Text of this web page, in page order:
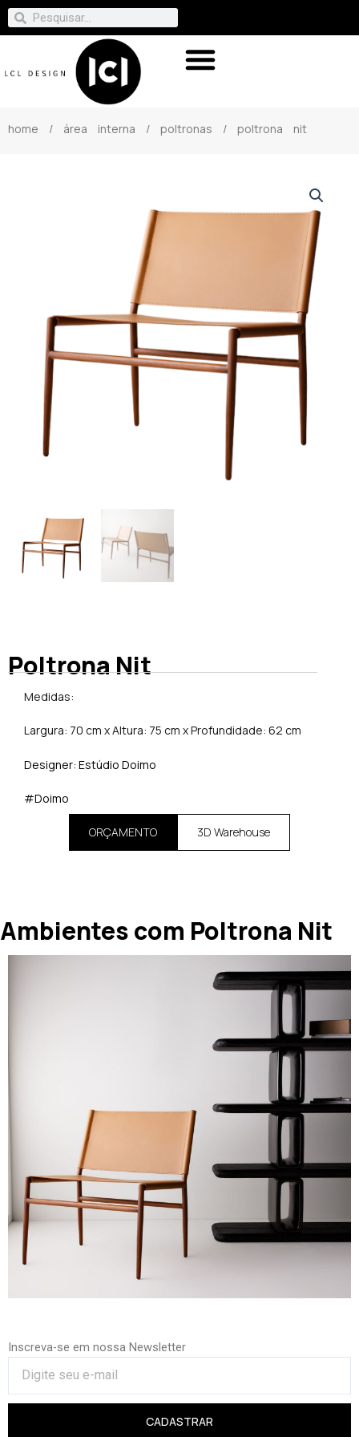
home / área interna / poltronas / poltrona nit
Poltrona Nit
Medidas:
Largura: 70 cm x Altura: 75 cm x Profundidade: 62 cm
Designer: Estúdio Doimo
#Doimo
ORÇAMENTO 3D Warehouse
Ambientes com Poltrona Nit
Inscreva-se em nossa Newsletter
CADASTRAR